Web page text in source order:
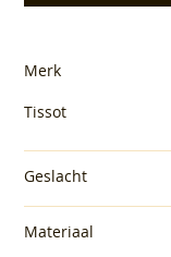
Merk
Tissot
Geslacht
Materiaal